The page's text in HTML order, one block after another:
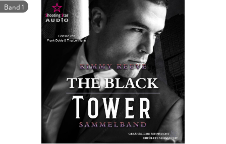
Band 1